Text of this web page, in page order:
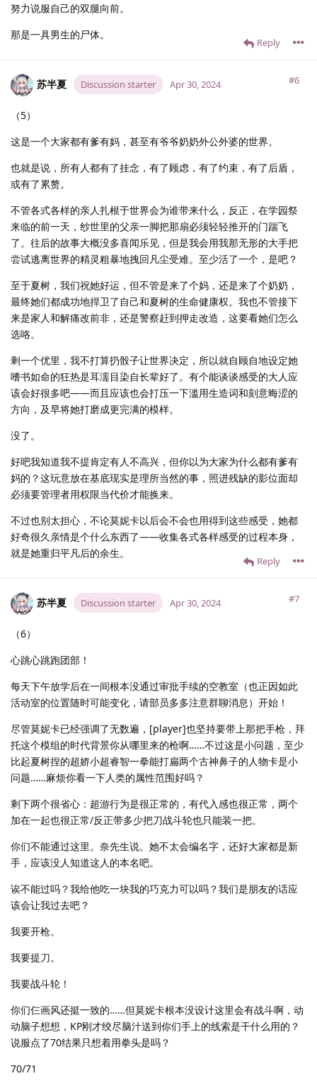
努力说服自己的双腿向前。
那是一具男生的尸体。
Reply
苏半夏 Discussion starter #6
Apr 30, 2024
（5）
这是一个大家都有爹有妈，甚至有爷爷奶奶外公外婆的世界。
也就是说，所有人都有了挂念，有了顾虑，有了约束，有了后盾，
或有了累赘。
不管各式各样的亲人扎根于世界会为谁带来什么，反正，在学园祭
来临的前一天，纱世里的父亲一脚把那扇必须轻轻推开的门踹飞
了。往后的故事大概没多喜闻乐见，但是我会用我那无形的大手把
尝试逃离世界的精灵粗暴地拽回凡尘受难。至少活了一个，是吧？
至于夏树，我们祝她好运，但不管是来了个妈，还是来了个奶奶，
最终她们都成功地捍卫了自己和夏树的生命健康权。我也不管接下
来是家人和解痛改前非，还是警察赶到押走改造，这要看她们怎么
选咯。
剩一个优里，我不打算扔骰子让世界决定，所以就自顾自地设定她
嗜书如命的狂热是耳濡目染自长辈好了。有个能谈谈感受的大人应
该会好很多吧——而且应该也会打压一下滥用生造词和刻意晦涩的
方向，及早将她打磨成更完满的模样。
没了。
好吧我知道我不提肯定有人不高兴，但你以为大家为什么都有爹有
妈的？这玩意放在基底现实是理所当然的事，照进残缺的影位面却
必须要管理者用权限当代价才能换来。
不过也别太担心，不论莫妮卡以后会不会也用得到这些感受，她都
好奇很久亲情是个什么东西了——收集各式各样感受的过程本身，
就是她重归平凡后的余生。
Reply
苏半夏 Discussion starter #7
Apr 30, 2024
（6）
心跳心跳跑团部！
每天下午放学后在一间根本没通过审批手续的空教室（也正因如此
活动室的位置随时可能变化，请部员多多注意群聊消息）开始！
尽管莫妮卡已经强调了无数遍，[player]也坚持要带上那把手枪，拜
托这个模组的时代背景你从哪里来的枪啊……不过这是小问题，至少
比起夏树捏的超娇小超睿智一拳能打扁两个古神鼻子的人物卡是小
问题……麻烦你看一下人类的属性范围好吗？
剩下两个很省心：超游行为是很正常的，有代入感也很正常，两个
加在一起也很正常/反正带多少把刀战斗轮也只能装一把。
你们不能通过这里。奈先生说。她不太会编名字，还好大家都是新
手，应该没人知道这人的本名吧。
诶不能过吗？我给他吃一块我的巧克力可以吗？我们是朋友的话应
该会让我过去吧？
我要开枪。
我要提刀。
我要战斗轮！
你们仨画风还挺一致的……但莫妮卡根本没设计这里会有战斗啊，动
动脑子想想，KP刚才绞尽脑汁送到你们手上的线索是干什么用的？
说服点了70结果只想着用拳头是吗？
70/71